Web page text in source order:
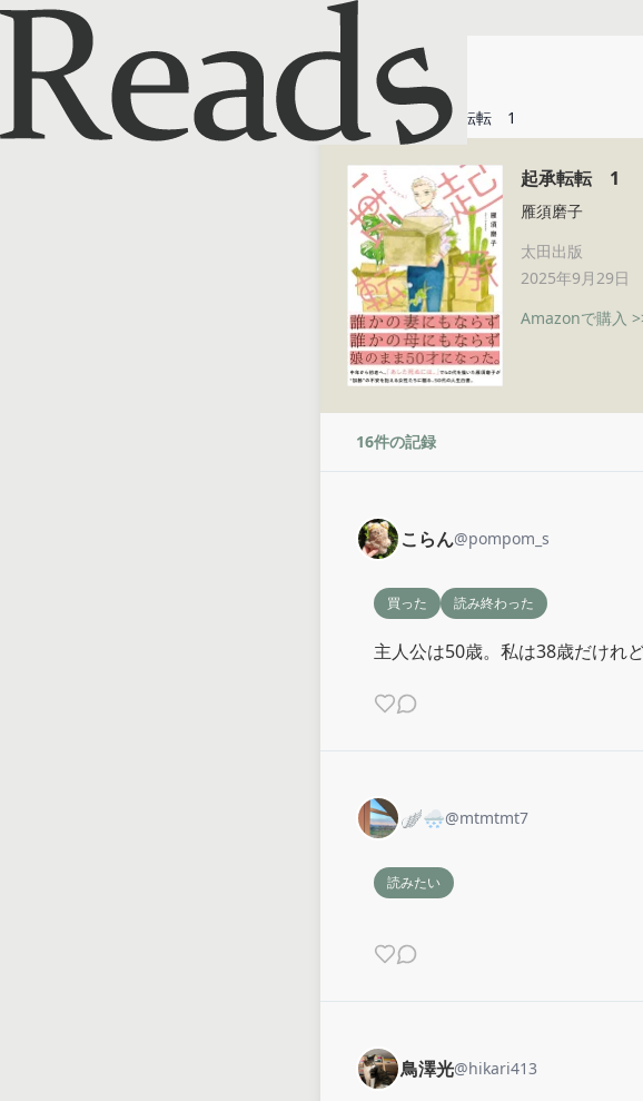
起承転転 1
起承転転 1
雁須磨子
太田出版
2025年9月29日
Amazonで購入
16件の記録
こらん@pompom_s
買った 読み終わった
主人公は50歳。私は38歳だけれ
🪽🌨️@mtmtmt7
読みたい
鳥澤光@hikari413